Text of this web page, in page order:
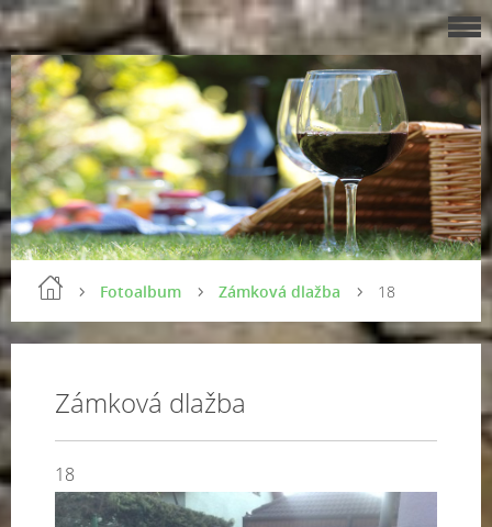
Fotoalbum Zámková dlažba 18
Zámková dlažba
18